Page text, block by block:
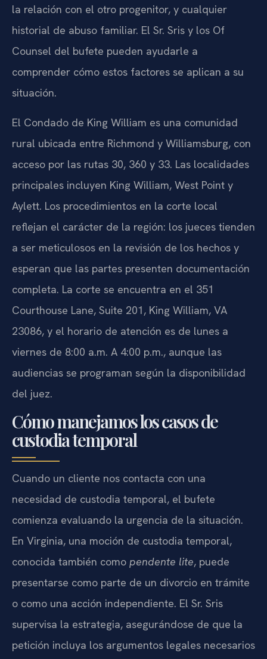
la relación con el otro progenitor, y cualquier
historial de abuso familiar. El Sr. Sris y los Of
Counsel del bufete pueden ayudarle a
comprender cómo estos factores se aplican a su
situación.
El Condado de King William es una comunidad
rural ubicada entre Richmond y Williamsburg, con
acceso por las rutas 30, 360 y 33. Las localidades
principales incluyen King William, West Point y
Aylett. Los procedimientos en la corte local
reflejan el carácter de la región: los jueces tienden
a ser meticulosos en la revisión de los hechos y
esperan que las partes presenten documentación
completa. La corte se encuentra en el 351
Courthouse Lane, Suite 201, King William, VA
23086, y el horario de atención es de lunes a
viernes de 8:00 a.m. A 4:00 p.m., aunque las
audiencias se programan según la disponibilidad
del juez.
Cómo manejamos los casos de
custodia temporal
Cuando un cliente nos contacta con una
necesidad de custodia temporal, el bufete
comienza evaluando la urgencia de la situación.
En Virginia, una moción de custodia temporal,
conocida también como pendente lite, puede
presentarse como parte de un divorcio en trámite
o como una acción independiente. El Sr. Sris
supervisa la estrategia, asegurándose de que la
petición incluya los argumentos legales necesarios